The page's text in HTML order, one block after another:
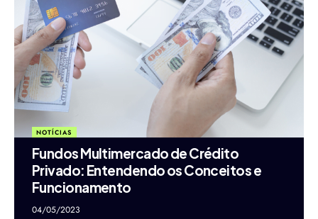
NOTÍCIAS
Fundos Multimercado de Crédito
Privado: Entendendo os Conceitos e
Funcionamento
04/05/2023